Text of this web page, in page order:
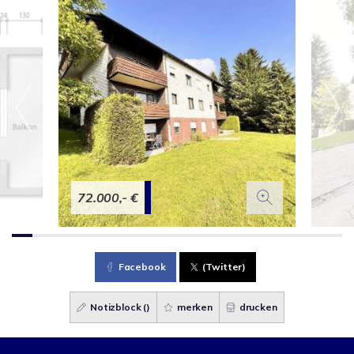
72.000,- €
Facebook (Twitter)
Notizblock () merken drucken